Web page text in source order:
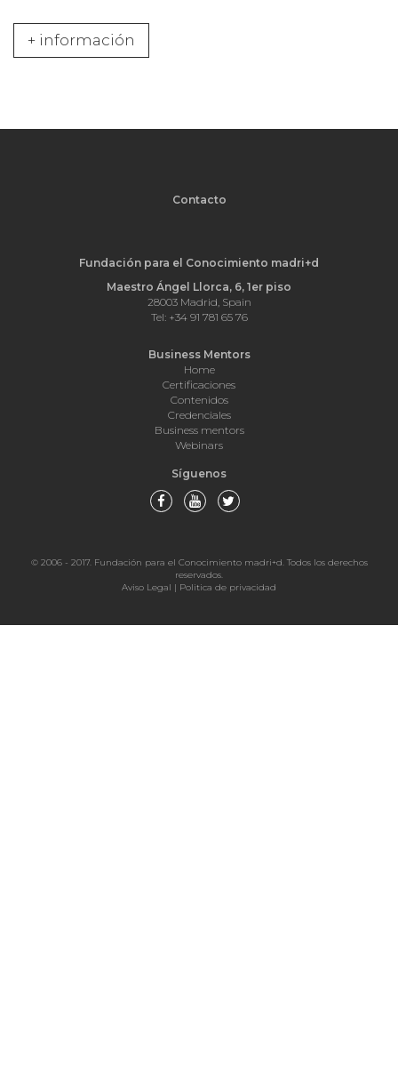
+ información
Contacto
Fundación para el Conocimiento madri+d
Maestro Ángel Llorca, 6, 1er piso
28003 Madrid, Spain
Tel: +34 91 781 65 76
Business Mentors
Home
Certificaciones
Contenidos
Credenciales
Business mentors
Webinars
Síguenos
© 2006 - 2017. Fundación para el Conocimiento madri+d. Todos los derechos
reservados.
Aviso Legal | Politica de privacidad